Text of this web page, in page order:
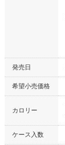
発売日
希望小売価格
カロリー
ケース入数